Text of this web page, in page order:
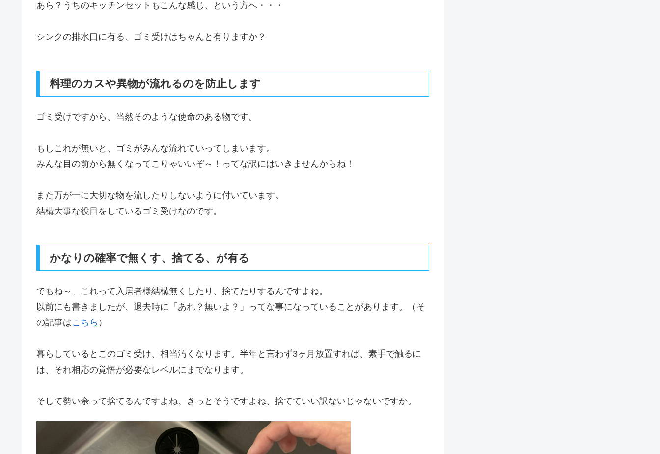
あら？うちのキッチンセットもこんな感じ、という方へ・・・
シンクの排水口に有る、ゴミ受けはちゃんと有りますか？
料理のカスや異物が流れるのを防止します
ゴミ受けですから、当然そのような使命のある物です。
もしこれが無いと、ゴミがみんな流れていってしまいます。
みんな目の前から無くなってこりゃいいぞ～！ってな訳にはいきませんからね！
また万が一に大切な物を流したりしないように付いています。
結構大事な役目をしているゴミ受けなのです。
かなりの確率で無くす、捨てる、が有る
でもね～、これって入居者様結構無くしたり、捨てたりするんですよね。
以前にも書きましたが、退去時に「あれ？無いよ？」ってな事になっていることがあります。（そ
の記事はこちら ）
暮らしているとこのゴミ受け、相当汚くなります。半年と言わず3ヶ月放置すれば、素手で触るに
は、それ相応の覚悟が必要なレベルにまでなります。
そして勢い余って捨てるんですよね、きっとそうですよね、捨てていい訳ないじゃないですか。